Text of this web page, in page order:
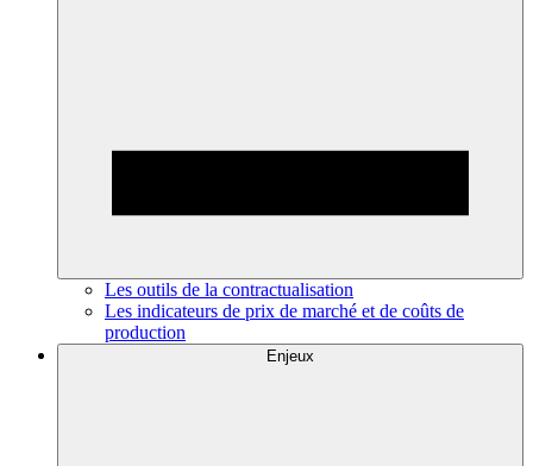
Les outils de la contractualisation
Les indicateurs de prix de marché et de coûts de
production
Enjeux